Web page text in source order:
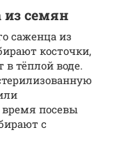
семян
саженца из
косточки,
тёплой воде.
время посевы
с